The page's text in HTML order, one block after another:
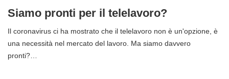
Siamo pronti per il telelavoro?
Il coronavirus ci ha mostrato che il telelavoro non è un'opzione, è
una necessità nel mercato del lavoro. Ma siamo davvero
pronti?…